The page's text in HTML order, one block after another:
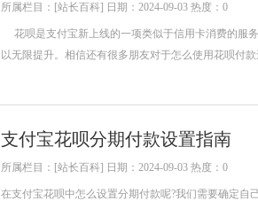
所属栏目：[站长百科] 日期：2024-09-03 热度：0
花呗是支付宝新上线的一项类似于信用卡消费的服
以无限提升。相信还有很多朋友对于怎么使用花呗付
支付宝花呗分期付款设置指南
所属栏目：[站长百科] 日期：2024-09-03 热度：0
在支付宝花呗中怎么设置分期付款呢?我们需要确定